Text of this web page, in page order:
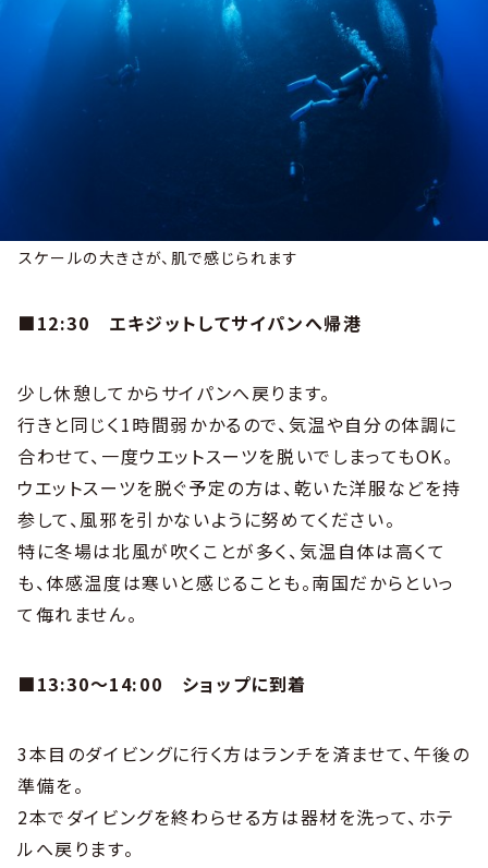
スケールの大きさが、肌で感じられます
■12:30 エキジットしてサイパンへ帰港
少し休憩してからサイパンへ戻ります。
行きと同じく1時間弱かかるので、気温や自分の体調に
合わせて、一度ウエットスーツを脱いでしまってもOK。
ウエットスーツを脱ぐ予定の方は、乾いた洋服などを持
参して、風邪を引かないように努めてください。
特に冬場は北風が吹くことが多く、気温自体は高くて
も、体感温度は寒いと感じることも。南国だからといっ
て侮れません。
■13:30～14:00 ショップに到着
3本目のダイビングに行く方はランチを済ませて、午後の
準備を。
2本でダイビングを終わらせる方は器材を洗って、ホテ
ルへ戻ります。